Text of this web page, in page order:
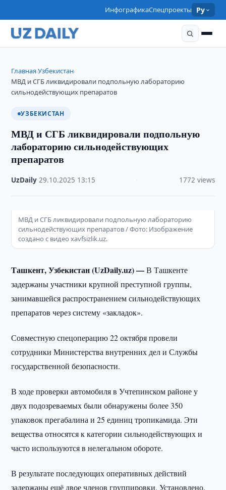
ИнфографикаСпецпроекты Ру
Главная›Узбекистан›
МВД и СГБ ликвидировали подпольную лабораторию
сильнодействующих препаратов
УЗБЕКИСТАН
МВД и СГБ ликвидировали подпольную
лабораторию сильнодействующих
препаратов
UzDaily ·29.10.2025 13:15 1772 views
МВД и СГБ ликвидировали подпольную лабораторию
сильнодействующих препаратов / Фото: Изображение
создано с видео xavfsizlik.uz.
Ташкент, Узбекистан (UzDaily.uz) —В Ташкенте
задержаны участники крупной преступной группы,
занимавшейся распространением сильнодействующих
препаратов через систему «закладок».
Совместную спецоперацию 22 октября провели
сотрудники Министерства внутренних дел и Службы
государственной безопасности.
В ходе проверки автомобиля в Учтепинском районе у
двух подозреваемых были обнаружены более 350
упаковок прегабалина и 25 единиц тропикамида. Эти
вещества относятся к категории сильнодействующих и
часто используются в нелегальном обороте.
В результате последующих оперативных действий
задержаны ещё двое членов группировки. Установлено,